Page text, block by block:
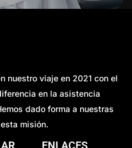
nuestro viaje en 2021 con el
en la asistencia
dado forma a nuestras
misión.
ENLACES